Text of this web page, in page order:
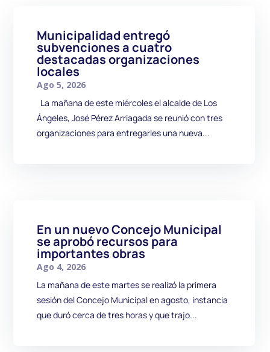
Municipalidad entregó
subvenciones a cuatro
destacadas organizaciones
locales
Ago 5, 2026
La mañana de este miércoles el alcalde de Los
Ángeles, José Pérez Arriagada se reunió con tres
organizaciones para entregarles una nueva...
En un nuevo Concejo Municipal
se aprobó recursos para
importantes obras
Ago 4, 2026
La mañana de este martes se realizó la primera
sesión del Concejo Municipal en agosto, instancia
que duró cerca de tres horas y que trajo...